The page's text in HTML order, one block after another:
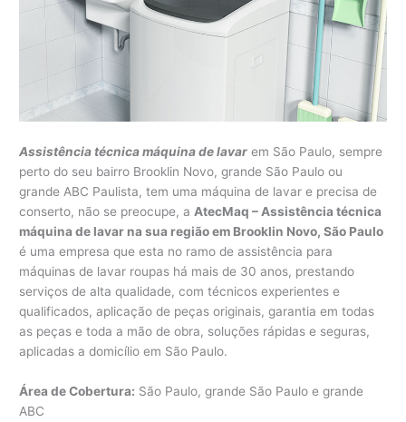
Assistência técnica máquina de lavar em São Paulo, sempre
perto do seu bairro Brooklin Novo, grande São Paulo ou
grande ABC Paulista, tem uma máquina de lavar e precisa de
conserto, não se preocupe, aAtecMaq – Assistência técnica
máquina de lavar na sua região em Brooklin Novo, São Paulo
é uma empresa que esta no ramo de assistência para
máquinas de lavar roupas há mais de 30 anos, prestando
serviços de alta qualidade, com técnicos experientes e
qualificados, aplicação de peças originais, garantia em todas
as peças e toda a mão de obra, soluções rápidas e seguras,
aplicadas a domicílio em São Paulo.
Área de Cobertura: São Paulo, grande São Paulo e grande
ABC